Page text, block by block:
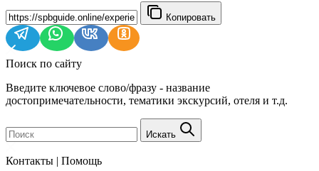
Копировать
Поиск по сайту
Введите ключевое слово/фразу - название
достопримечательности, тематики экскурсий, отеля и т.д.
Искать
Контакты | Помощь